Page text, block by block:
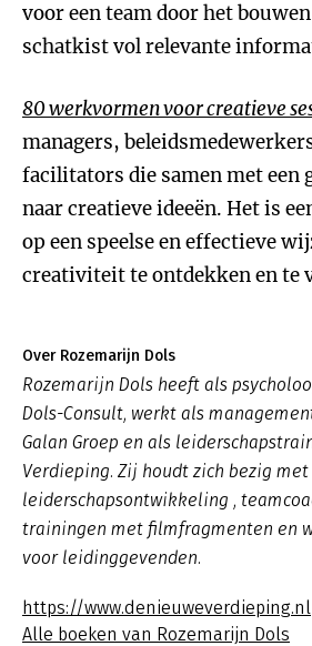
voor een team door het
schatkist vol relevante
80 werkvormen voor creatieve
managers,
facilitators die samen met een
naar creatieve ideeën. Het is
op een speelse en effectieve
creativiteit te ontdekken en te
Over Rozemarijn Dols
Rozemarijn Dols heeft als
Dols-Consult, werkt als
Galan Groep en als
Verdieping. Zij houdt zich bezig met
leiderschapsontwikkeling ,
trainingen met filmfragmenten en
voor leidinggevenden.
https://www.denieuweverdieping.nl
Alle boeken van Rozemarijn Dols